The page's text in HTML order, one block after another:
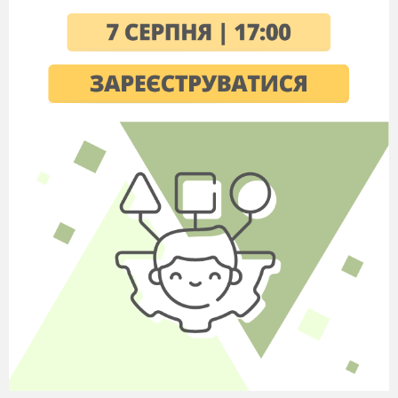
розум, роблять дитину активним учасником
процесу власного навчання
В унікальній системі самовиховання і
саморозвитку маленьких дітей основну увагу
приділяємо вихованню самостійності, розвитку
дрібної моторики – все, що потрібно для
корекції та розвитку психічних процесів
дитини. Наше завдання в системі Монтессорі -
розвиток дітей,
допомога в організації їх
діяльності для реалізації потенціалу, для
корекції таких діагнозів, як загальний
недорозвиток мови, когнітивна недостатність
Пропонуємо рівно стільки допомоги,
скільки необхідно для того, щоб у дитини
з'явилася зацікавленість. Графічно дана система
виглядає таким чином ( мал.1)